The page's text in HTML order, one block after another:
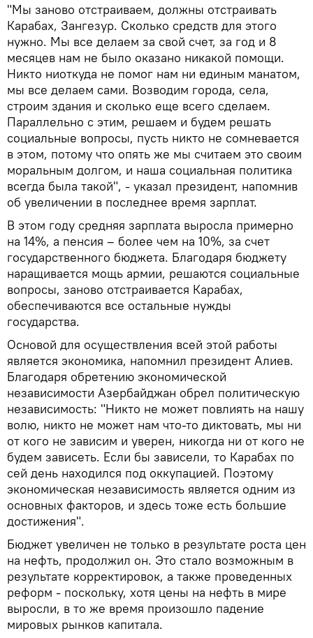
"Мы заново отстраиваем, должны отстраивать
Карабах, Зангезур. Сколько средств для этого
нужно. Мы все делаем за свой счет, за год и 8
месяцев нам не было оказано никакой помощи.
Никто ниоткуда не помог нам ни единым манатом,
мы все делаем сами. Возводим города, села,
строим здания и сколько еще всего сделаем.
Параллельно с этим, решаем и будем решать
социальные вопросы, пусть никто не сомневается
в этом, потому что опять же мы считаем это своим
моральным долгом, и наша социальная политика
всегда была такой", - указал президент, напомнив
об увеличении в последнее время зарплат.
В этом году средняя зарплата выросла примерно
на 14%, а пенсия – более чем на 10%, за счет
государственного бюджета. Благодаря бюджету
наращивается мощь армии, решаются социальные
вопросы, заново отстраивается Карабах,
обеспечиваются все остальные нужды
государства.
Основой для осуществления всей этой работы
является экономика, напомнил президент Алиев.
Благодаря обретению экономической
независимости Азербайджан обрел политическую
независимость: "Никто не может повлиять на нашу
волю, никто не может нам что-то диктовать, мы ни
от кого не зависим и уверен, никогда ни от кого не
будем зависеть. Если бы зависели, то Карабах по
сей день находился под оккупацией. Поэтому
экономическая независимость является одним из
основных факторов, и здесь тоже есть большие
достижения".
Бюджет увеличен не только в результате роста цен
на нефть, продолжил он. Это стало возможным в
результате корректировок, а также проведенных
реформ - поскольку, хотя цены на нефть в мире
выросли, в то же время произошло падение
мировых рынков капитала.